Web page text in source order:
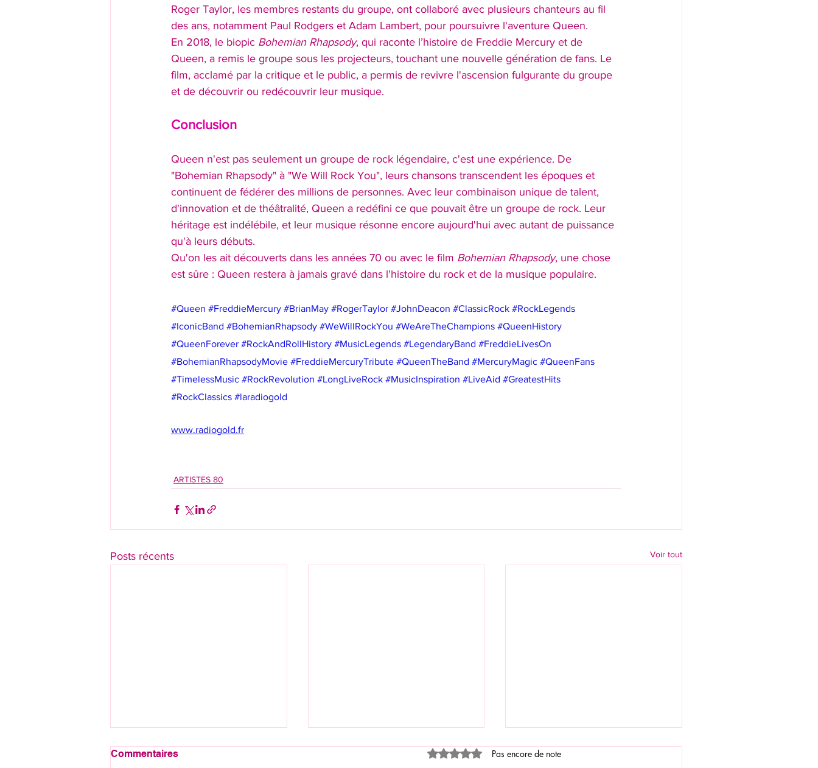
Roger Taylor, les membres restants du groupe, ont collaboré avec plusieurs chanteurs au fil
des ans, notamment Paul Rodgers et Adam Lambert, pour poursuivre l'aventure Queen.
En 2018, le biopic Bohemian Rhapsody, qui raconte l’histoire de Freddie Mercury et de
Queen, a remis le groupe sous les projecteurs, touchant une nouvelle génération de fans. Le
film, acclamé par la critique et le public, a permis de revivre l'ascension fulgurante du groupe
et de découvrir ou redécouvrir leur musique.
Conclusion
Queen n'est pas seulement un groupe de rock légendaire, c'est une expérience. De
"Bohemian Rhapsody" à "We Will Rock You", leurs chansons transcendent les époques et
continuent de fédérer des millions de personnes. Avec leur combinaison unique de talent,
d'innovation et de théâtralité, Queen a redéfini ce que pouvait être un groupe de rock. Leur
héritage est indélébile, et leur musique résonne encore aujourd'hui avec autant de puissance
qu'à leurs débuts.
Qu'on les ait découverts dans les années 70 ou avec le film Bohemian Rhapsody, une chose
est sûre : Queen restera à jamais gravé dans l'histoire du rock et de la musique populaire.
#Queen #FreddieMercury #BrianMay #RogerTaylor #JohnDeacon #ClassicRock #RockLegends
#IconicBand #BohemianRhapsody #WeWillRockYou #WeAreTheChampions #QueenHistory
#QueenForever #RockAndRollHistory #MusicLegends #LegendaryBand #FreddieLivesOn
#BohemianRhapsodyMovie #FreddieMercuryTribute #QueenTheBand #MercuryMagic #QueenFans
#TimelessMusic #RockRevolution #LongLiveRock #MusicInspiration #LiveAid #GreatestHits
#RockClassics #laradiogold
www.radiogold.fr
ARTISTES 80
Posts récents Voir tout
Commentaires Noté 0 étoile sur 5.Pas encore de note